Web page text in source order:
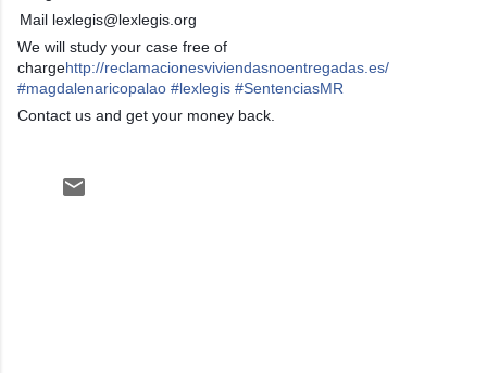
Mail lexlegis@lexlegis.org
We will study your case free of
chargehttp://reclamacionesviviendasnoentregadas.es/
#magdalenaricopalao #lexlegis #SentenciasMR
Contact us and get your money back.